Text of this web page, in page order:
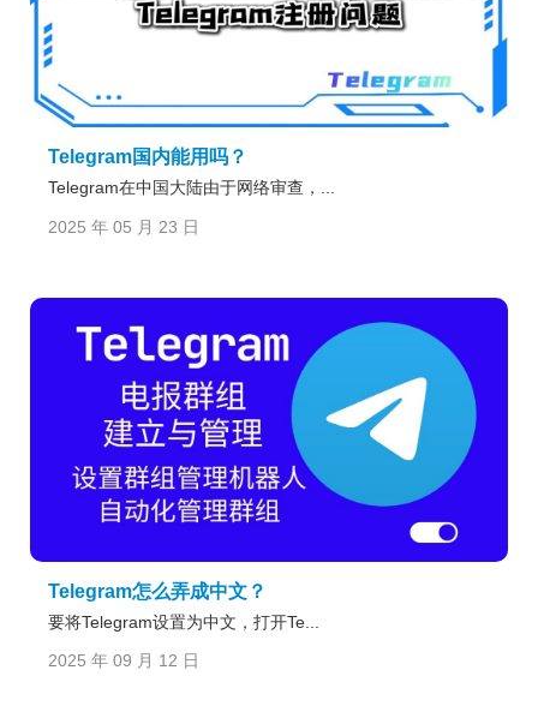
Telegram国内能用吗？
Telegram在中国大陆由于网络审查，...
2025 年 05 月 23 日
Telegram怎么弄成中文？
要将Telegram设置为中文，打开Te...
2025 年 09 月 12 日